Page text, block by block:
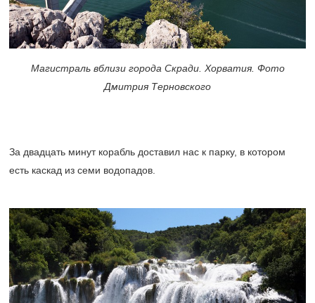
Магистраль вблизи города Скради. Хорватия. Фото
Дмитрия Терновского
За двадцать минут корабль доставил нас к парку, в котором
есть каскад из семи водопадов.